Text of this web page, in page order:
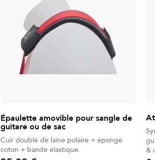
Épaulette amovible pour sangle de
guitare ou de sac
Cuir doublé de laine polaire + éponge
coton + bande élastique.
guitare.
&